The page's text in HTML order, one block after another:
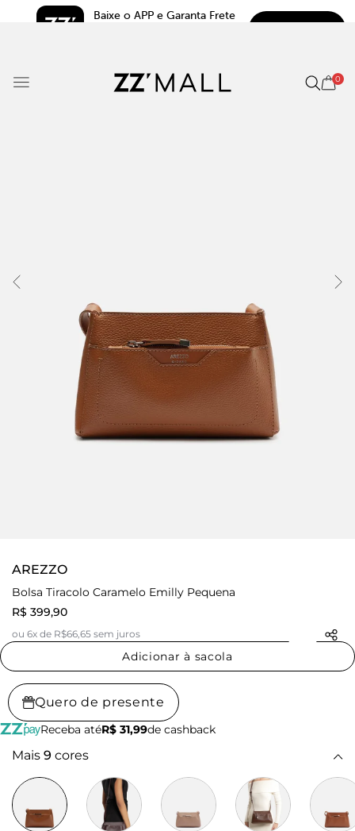
Baixe o APP e Garanta Frete
0
AREZZO
Bolsa Tiracolo Caramelo Emilly Pequena
R$ 399,90
ou 6x de R$66,65 sem juros
Adicionar à sacola
Quero de presente
Receba atéR$ 31,99de cashback
Mais 9 cores